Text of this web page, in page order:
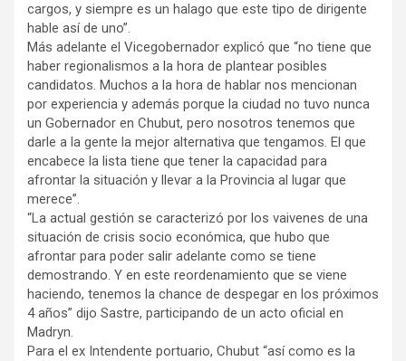
cargos, y siempre es un halago que este tipo de dirigente
hable así de uno”.
Más adelante el Vicegobernador explicó que “no tiene que
haber regionalismos a la hora de plantear posibles
candidatos. Muchos a la hora de hablar nos mencionan
por experiencia y además porque la ciudad no tuvo nunca
un Gobernador en Chubut, pero nosotros tenemos que
darle a la gente la mejor alternativa que tengamos. El que
encabece la lista tiene que tener la capacidad para
afrontar la situación y llevar a la Provincia al lugar que
merece”.
“La actual gestión se caracterizó por los vaivenes de una
situación de crisis socio económica, que hubo que
afrontar para poder salir adelante como se tiene
demostrando. Y en este reordenamiento que se viene
haciendo, tenemos la chance de despegar en los próximos
4 años” dijo Sastre, participando de un acto oficial en
Madryn.
Para el ex Intendente portuario, Chubut “así como es la